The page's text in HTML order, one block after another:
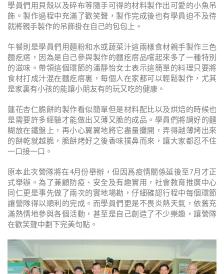
學員們用貝殼以及碎布等隨手可得的材料製作出可愛的小魚吊
飾。製作過程中充滿了歡笑聲，製作完成後也有學員迫不及待
就將親手製作的吊飾掛在自己的包包上。
午餐則是學員們用麵粉和水或蔬菜汁這兩樣食材親手製作三色
麵疙瘩，因為是自己參與製作的麵疙瘩品嚐起來多了一種特別
的滋味。帶領這個環節的潘靜怡女士表示這簡單的料理只要將
食材打成汁混在麵疙瘩裏，每個人在家都可以輕鬆製作，尤其
是家裏有小孩的能讓小朋友有的玩又吃的健康。
蓮花杏仁脆餅的製作看似簡單但是材料配比以及烘焙的時候也
是需要許多經驗才能做出又薄又脆的成品。學員們將調好的麵
糊放在鐵盤上，再小心翼翼地將它盡量攤開，弄得越薄烤出來
的餅乾就越脆，脆餅烤好之後香味撲鼻而來，讓大家都忍不住
一口接一口。
原本此次營隊將在4月份舉辦，但因爲疫情關係延後至7月才正
式舉辦。為了兼顧防疫、安全及有趣實用，社會教育推廣中心
同仁更是事先做了兩次的實地場勘，仔細確認行程中每個環節
讓營隊得以順利的完成。而學員們更是不畏炎熱天氣，依舊充
滿熱情地參與各個活動，甚至是自己創造了不少樂趣，讓營隊
在歡笑聲中劃下完美句點。